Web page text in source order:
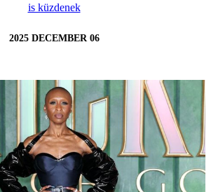
is küzdenek
2025 DECEMBER 06